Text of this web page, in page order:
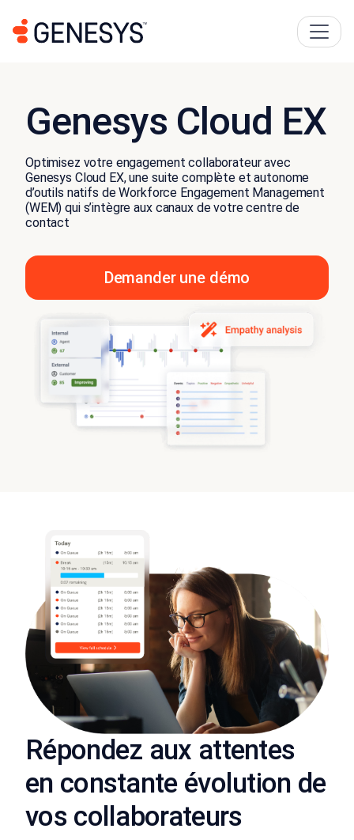
Genesys Cloud EX
Optimisez votre engagement collaborateur avec
Genesys Cloud EX, une suite complète et autonome
d’outils natifs de Workforce Engagement Management
(WEM) qui s’intègre aux canaux de votre centre de
contact
Demander une démo
Répondez aux attentes
en constante évolution de
vos collaborateurs